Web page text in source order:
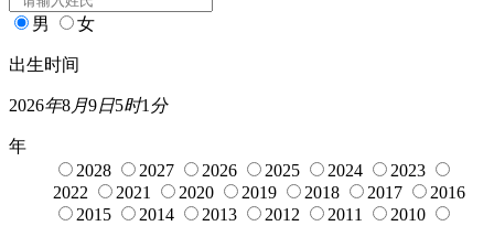
男 女
出生时间
2026年8月9日5时1 分
年
2028
2027 2026 2025 2024
2023
2022
2021 2020 2019 2018 2017
2016
2015
2014 2013 2012 2011
2010